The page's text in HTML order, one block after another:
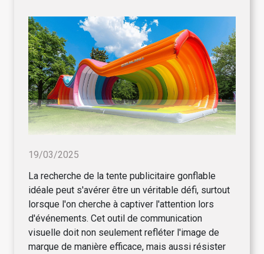
19/03/2025
La recherche de la tente publicitaire gonflable
idéale peut s'avérer être un véritable défi, surtout
lorsque l'on cherche à captiver l'attention lors
d'événements. Cet outil de communication
visuelle doit non seulement refléter l'image de
marque de manière efficace, mais aussi résister